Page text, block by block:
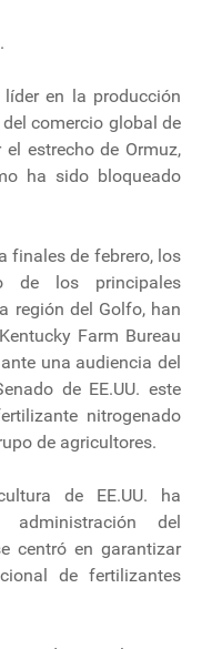
en la producción
comercio global de
estrecho de Ormuz,
ha sido bloqueado
finales de febrero, los
de los principales
región del Golfo, han
Farm Bureau
una audiencia del
de EE.UU. este
nitrogenado
de agricultores.
de EE.UU. ha
del
centró en garantizar
de fertilizantes